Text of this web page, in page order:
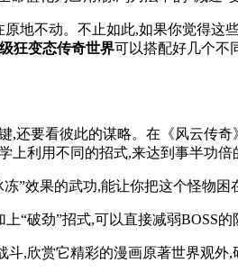
地不动。不止如此,如果你觉得
狂变态传奇世界可以搭配好几个不
还要看彼此的谋略。在《风云传
利用不同的招式,来达到事半功倍
”效果的武功,能让你把这个怪物困
“破劲”招式,可以直接减弱BOSS
,欣赏它精彩的漫画原著世界观外